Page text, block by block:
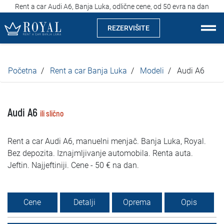
Rent a car Audi A6, Banja Luka, odlične cene, od 50 evra na dan
REZERVIŠITE
Kompanija
Iznajmljivanje vozila
Uslovi najma
Početna Rent a car Banja Luka Modeli Audi A6
Audi A6 ili slično
Rent a car Audi A6, manuelni menjač. Banja Luka, Royal.
Bez depozita. Iznajmljivanje automobila. Renta auta.
Jeftin. Najjeftiniji. Cene - 50 € na dan.
Cene Detalji Oprema Opis